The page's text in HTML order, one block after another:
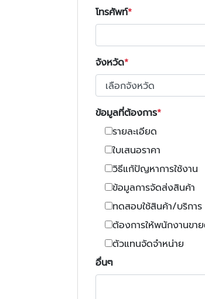
โทรศัพท์
จังหวัด
ข้อมูลที่ต้องการ
รายละเอียด
ใบเสนอราคา
วิธีแก้ปัญหาการใช้งาน
ข้อมูลการจัดส่งสินค้า
ทดสอบใช้สินค้า/บริการ
ต้องการให้พนักงานข
ตัวแทนจัดจำหน่าย
อื่นๆ